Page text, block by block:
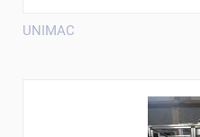
UNIMAC